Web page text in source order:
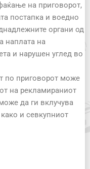
на приговорот,
постапка и воедно
органи од
наплата на
и нарушен углед во
по приговорот може
на рекламираниот
да ги вклучува
и севкупниот